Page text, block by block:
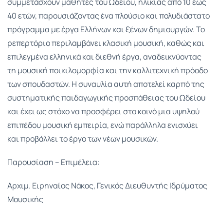
40 ετών, παρουσιάζοντας ένα πλούσιο και πολυδιάστατο
πρόγραμμα με έργα Ελλήνων και ξένων δημιουργών. Το
ρεπερτόριο περιλαμβάνει κλασική μουσική, καθώς και
επιλεγμένα ελληνικά και διεθνή έργα, αναδεικνύοντας
τη μουσική ποικιλομορφία και την καλλιτεχνική πρόοδο
των σπουδαστών. Η συναυλία αυτή αποτελεί καρπό της
συστηματικής παιδαγωγικής προσπάθειας του Ωδείου
και έχει ως στόχο να προσφέρει στο κοινό μια υψηλού
επιπέδου μουσική εμπειρία, ενώ παράλληλα ενισχύει
και προβάλλει το έργο των νέων μουσικών.
Παρουσίαση – Επιμέλεια:
Αρχιμ. Ειρηναίος Νάκος, Γενικός Διευθυντής Ιδρύματος
Μουσικής